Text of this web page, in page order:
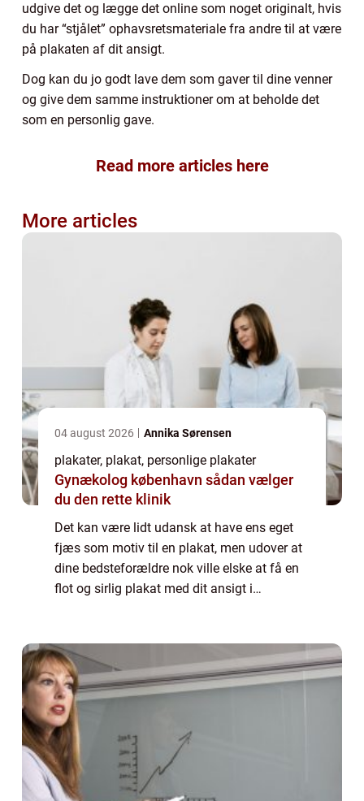
udgive det og lægge det online som noget originalt, hvis
du har “stjålet” ophavsretsmateriale fra andre til at være
på plakaten af dit ansigt.
Dog kan du jo godt lave dem som gaver til dine venner
og give dem samme instruktioner om at beholde det
som en personlig gave.
Read more articles here
More articles
04 august 2026 Annika Sørensen
plakater, plakat, personlige plakater
Gynækolog københavn sådan vælger
du den rette klinik
Det kan være lidt udansk at have ens eget
fjæs som motiv til en plakat, men udover at
dine bedsteforældre nok ville elske at få en
flot og sirlig plakat med dit ansigt i